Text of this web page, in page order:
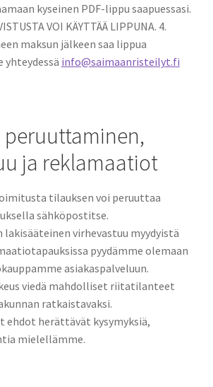
kyseinen PDF-lippu saapuessasi.
VOI KÄYTTÄÄ LIPPUNA. 4.
maksun jälkeen saa lippua
info@saimaanristeilyt.fi
ja reklamaatiot
tilauksen voi peruuttaa
sähköpostitse.
lakisääteinen virhevastuu myydyistä
pyydämme olemaan
asiakaspalveluun.
viedä mahdolliset riitatilanteet
ratkaistavaksi.
ehdot herättävät kysymyksiä,
mielellämme.